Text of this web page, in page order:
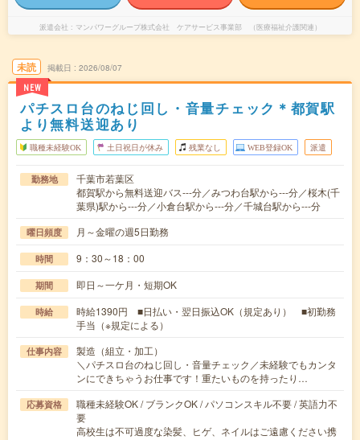
派遣会社 マンパワーグループ株式会社 ケアサービス事業部 （医療福祉介護関連）
未読
NEW
掲載日 2026/08/07
パチスロ台のねじ回し・音量チェック＊都賀駅
より無料送迎あり
職種未経験OK 土日祝日が休み 残業なし WEB登録OK 派遣
勤務地
千葉市若葉区
都賀駅から無料送迎バス---分／みつわ台駅から---分／桜木(千
葉県)駅から---分／小倉台駅から---分／千城台駅から---分
曜日頻度 月～金曜の週5日勤務
時間 9：30～18：00
期間 即日～一ケ月・短期OK
時給
時給1390円 ■日払い・翌日振込OK（規定あり） ■初勤務
手当（※規定による）
仕事内容
製造（組立・加工）
＼パチスロ台のねじ回し・音量チェック／未経験でもカンタ
ンにできちゃうお仕事です！重たいものを持ったり…
応募資格
職種未経験OK / ブランクOK / パソコンスキル不要 / 英語力不
要
高校生は不可過度な染髪、ヒゲ、ネイルはご遠慮ください携